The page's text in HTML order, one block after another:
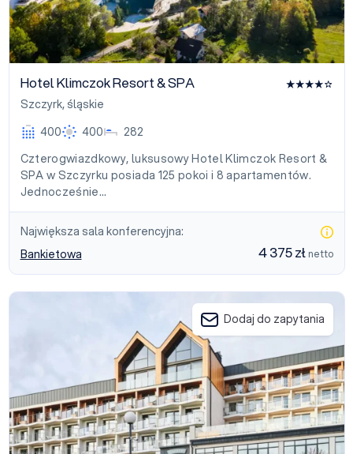
Hotel Klimczok Resort & SPA
Szczyrk, śląskie
400
400
282
Czterogwiazdkowy, luksusowy Hotel Klimczok Resort &
SPA w Szczyrku posiada 125 pokoi i 8 apartamentów.
Jednocześnie…
Największa sala konferencyjna:
Bankietowa
4 375 zł netto
Dodaj do zapytania